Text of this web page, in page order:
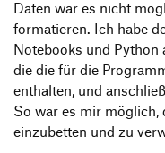
Daten war es nicht
formatieren. Ich habe
Notebooks und Python
die die für die
enthalten, und
So war es mir möglich,
einzubetten und zu